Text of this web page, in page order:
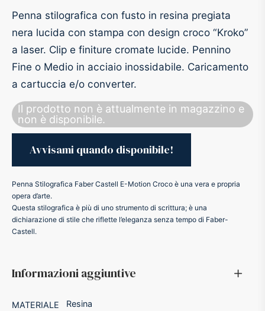
Penna stilografica con fusto in resina pregiata
nera lucida con stampa con design croco “Kroko”
a laser. Clip e finiture cromate lucide. Pennino
Fine o Medio in acciaio inossidabile. Caricamento
a cartuccia e/o converter.
Il prodotto non è attualmente in magazzino e
non è disponibile.
Penna Stilografica Faber Castell E-Motion Croco è una vera e propria
opera d’arte.
Questa stilografica è più di uno strumento di scrittura; è una
dichiarazione di stile che riflette l’eleganza senza tempo di Faber-
Castell.
Informazioni aggiuntive
MATERIALE Resina
Astronaut Space Pen
Space Pen
pressurizzato